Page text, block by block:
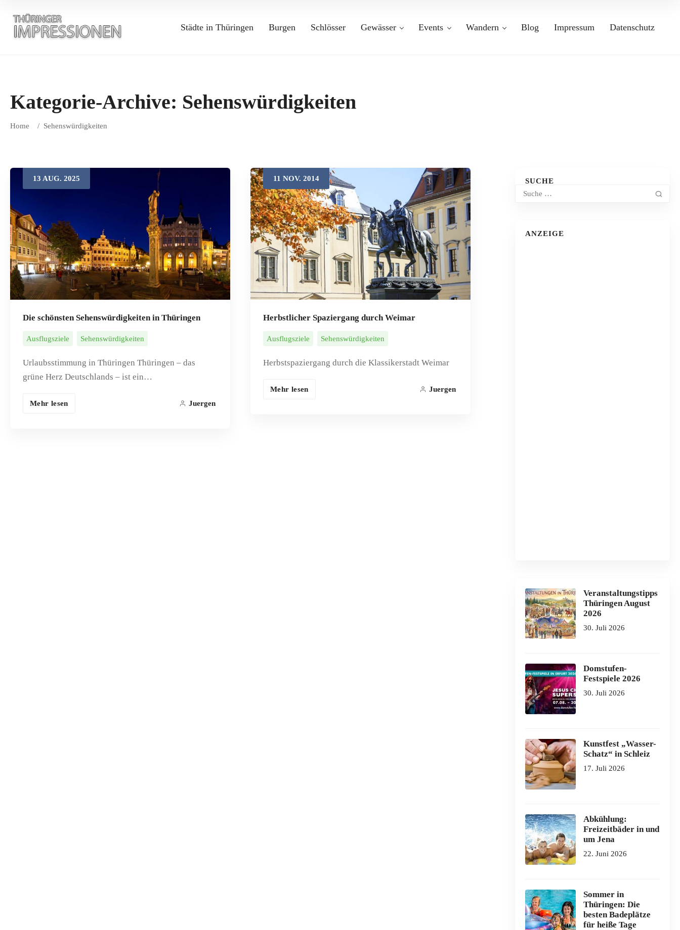
Städte in Thüringen Burgen Schlösser Gewässer Events Wandern Blog Impressum Datenschutz
Kategorie-Archive: Sehenswürdigkeiten
Home / Sehenswürdigkeiten
13 AUG. 2025
Die schönsten Sehenswürdigkeiten in Thüringen
Ausflugsziele Sehenswürdigkeiten
Urlaubsstimmung in Thüringen Thüringen – das
grüne Herz Deutschlands – ist ein…
Mehr lesen Juergen
11NOV.2014
Herbstlicher Spaziergang durch Weimar
Ausflugsziele Sehenswürdigkeiten
Herbstspaziergang durch die Klassikerstadt Weimar
Mehr lesen Juergen
SUCHE
ANZEIGE
Veranstaltungstipps
Thüringen August
2026
30. Juli 2026
Domstufen-
Festspiele 2026
30. Juli 2026
Kunstfest „Wasser-
Schatz“ in Schleiz
17. Juli 2026
Abkühlung:
Freizeitbäder in und
um Jena
22. Juni 2026
Sommer in
Thüringen: Die
besten Badeplätze
für heiße Tage